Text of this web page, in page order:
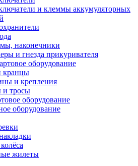
и клеммы аккумуляторных
наконечники
и гнезда прикуривателя
оборудование
кранцы
и крепления
тросы
оборудование
оборудование
жилеты